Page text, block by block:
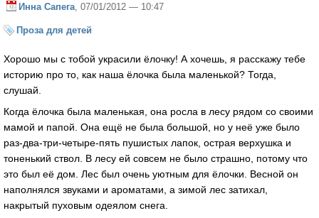
Инна Сапега , 07/01/2012 — 10:47
Проза для детей
Хорошо мы с тобой украсили ёлочку! А хочешь, я расскажу тебе
историю про то, как наша ёлочка была маленькой? Тогда,
слушай.
Когда ёлочка была маленькая, она росла в лесу рядом со своими
мамой и папой. Она ещё не была большой, но у неё уже было
раз-два-три-четыре-пять пушистых лапок, острая верхушка и
тоненький ствол. В лесу ей совсем не было страшно, потому что
это был её дом. Лес был очень уютным для ёлочки. Весной он
наполнялся звуками и ароматами, а зимой лес затихал,
накрытый пуховым одеялом снега.